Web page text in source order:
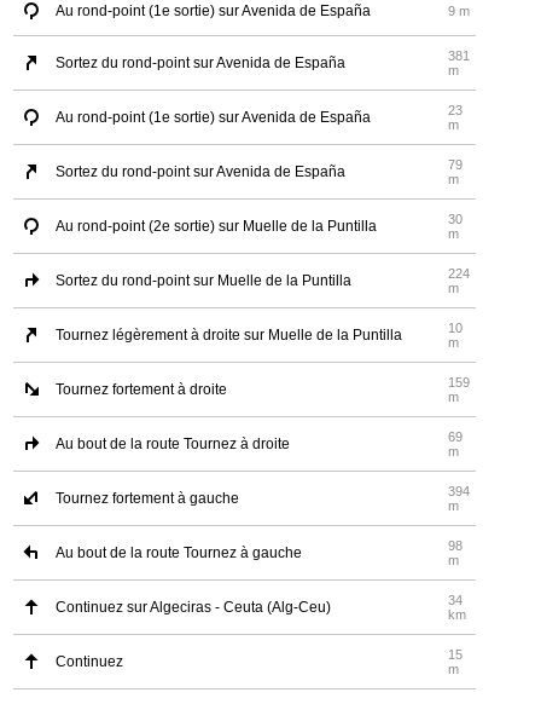
Au rond-point (1e sortie) sur Avenida de España 9 m
Sortez du rond-point sur Avenida de España
381
m
Au rond-point (1e sortie) sur Avenida de España
23
m
Sortez du rond-point sur Avenida de España
79
m
Au rond-point (2e sortie) sur Muelle de la Puntilla
30
m
Sortez du rond-point sur Muelle de la Puntilla
224
m
Tournez légèrement à droite sur Muelle de la Puntilla
10
m
Tournez fortement à droite
159
m
Au bout de la route Tournez à droite
69
m
Tournez fortement à gauche
394
m
Au bout de la route Tournez à gauche
98
m
Continuez sur Algeciras - Ceuta (Alg-Ceu)
34
km
Continuez
15
m